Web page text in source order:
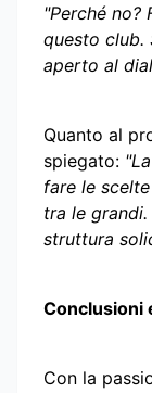
"Perché no?
questo club.
aperto al
Quanto al
spiegato:
fare le
tra le
struttura
Conclusioni
Con la